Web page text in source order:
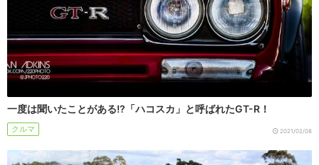
一度は聞いたことがある!?「ハコスカ」と呼ばれたGT-R！
クルマ 2021/02/08